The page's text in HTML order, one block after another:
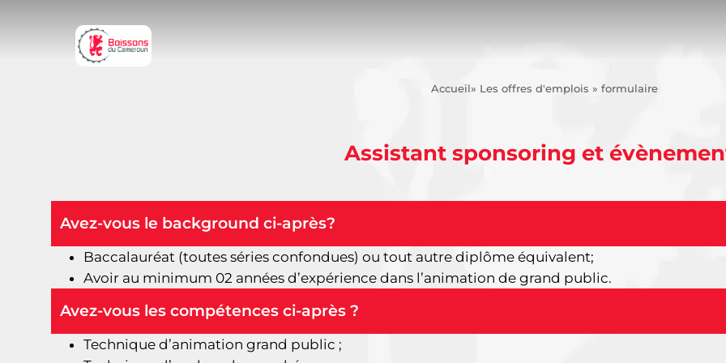
Accueil» Les offres d'emplois » formulaire
Assistant sponsoring et
Avez-vous le background ci-après?
Baccalauréat (toutes séries confondues) ou tout autre diplôme équivalent;
Avoir au minimum 02 années d’expérience dans l’animation de grand public.
Avez-vous les compétences ci-après ?
Technique d’animation grand public ;